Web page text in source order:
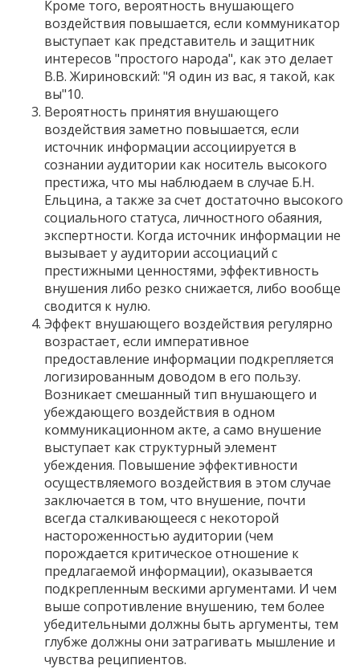
Кроме того, вероятность внушающего
воздействия повышается, если коммуникатор
выступает как представитель и защитник
интересов "простого народа", как это делает
В.В. Жириновский: "Я один из вас, я такой, как
вы"10.
Вероятность принятия внушающего
воздействия заметно повышается, если
источник информации ассоциируется в
сознании аудитории как носитель высокого
престижа, что мы наблюдаем в случае Б.Н.
Ельцина, а также за счет достаточно высокого
социального статуса, личностного обаяния,
экспертности. Когда источник информации не
вызывает у аудитории ассоциаций с
престижными ценностями, эффективность
внушения либо резко снижается, либо вообще
сводится к нулю.
Эффект внушающего воздействия регулярно
возрастает, если императивное
предоставление информации подкрепляется
логизированным доводом в его пользу.
Возникает смешанный тип внушающего и
убеждающего воздействия в одном
коммуникационном акте, а само внушение
выступает как структурный элемент
убеждения. Повышение эффективности
осуществляемого воздействия в этом случае
заключается в том, что внушение, почти
всегда сталкивающееся с некоторой
настороженностью аудитории (чем
порождается критическое отношение к
предлагаемой информации), оказывается
подкрепленным вескими аргументами. И чем
выше сопротивление внушению, тем более
убедительными должны быть аргументы, тем
глубже должны они затрагивать мышление и
чувства реципиентов.